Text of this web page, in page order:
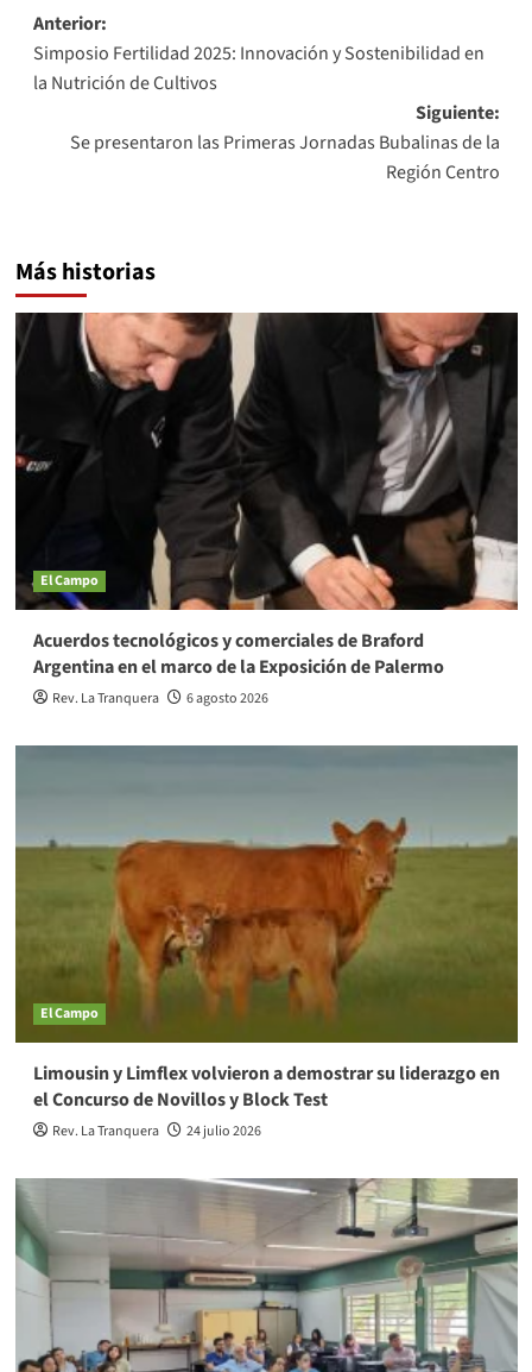
Navegación
de
entradas
Anterior:
Simposio Fertilidad 2025: Innovación y Sostenibilidad en
la Nutrición de Cultivos
Siguiente:
Se presentaron las Primeras Jornadas Bubalinas de la
Región Centro
Más historias
El Campo
Acuerdos tecnológicos y comerciales de Braford
Argentina en el marco de la Exposición de Palermo
Rev. La Tranquera 6 agosto 2026
El Campo
Limousin y Limflex volvieron a demostrar su liderazgo en
el Concurso de Novillos y Block Test
Rev. La Tranquera 24 julio 2026